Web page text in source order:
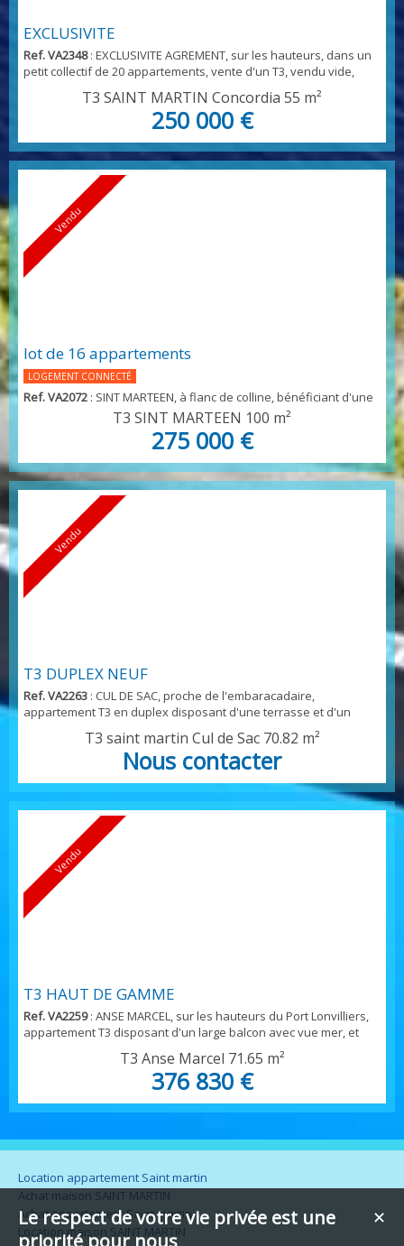
EXCLUSIVITE
Ref. VA2348: EXCLUSIVITE AGREMENT, sur les hauteurs, dans un
petit collectif de 20 appartements, vente d'un T3, vendu vide,
avec une grande terrasse de 10 M2, fermée par volet roulant,
avec vue panoramique sur la baie de Marigot, avec salon séjour
et cuisine, deux vraies chambres, et une salle d'eau avec wc
Concordia, des écoles, lycées, collec...
T3 SAINT MARTIN Concordia 55 m²
250 000 €
Vendu
lot de 16 appartements
LOGEMENT CONNECTÉ
Ref. VA2072 : SINT MARTEEN, à flanc de colline, bénéficiant d'une
vue panoramique sur toute la baie, vente d'un ensemble
immobilier en vente future d'achèvement, composé de 8
appartements, sur deux bâtiments, parfaitement sécurisés,
Résidence à l'architecture contemporaine . Appartement T3 aux
aménagements optimisés, confortables, accueillants et
lumineux, larges baies, belle terrasse à vivre vente à ...
T3 SINT MARTEEN 100 m²
275 000 €
Vendu
T3 DUPLEX NEUF
Ref. VA2263 : CUL DE SAC, proche de l'embaracadaire,
appartement T3 en duplex disposant d'une terrasse et d'un
balcon, vue mer. Eligible à la loi PINEL Outre mer où loi GIRARDIN
IS permettant une déduction de 100 % du montant de
l'investissement du résultat net de l'entreprise située en
T3 saint martin Cul de Sac 70.82 m²
Nous contacter
Vendu
T3 HAUT DE GAMME
Ref. VA2259: ANSE MARCEL, sur les hauteurs du Port Lonvilliers,
appartement T3 disposant d'un large balcon avec vue mer, et
sur le port de plaisance Eligible à la loi PINEL Outre mer où loi
GIRARDIN IS permettant une déduction de 100 % du montant de
l'investissement du résultat net de l'entreprise située en
T3 Anse Marcel 71.65 m²
376 830 €
Location appartement Saint martin
Achat maison SAINT MARTIN
Achat appartement Saint martin
Location maison SAINT MARTIN
✕
Le respect de votre vie privée est une
priorité pour nous